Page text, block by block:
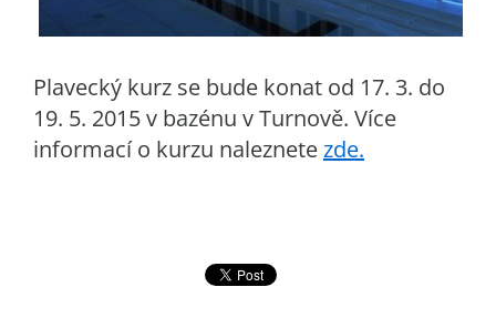
Plavecký kurz se bude konat od 17. 3. do
19. 5. 2015 v bazénu v Turnově. Více
informací o kurzu naleznetezde.